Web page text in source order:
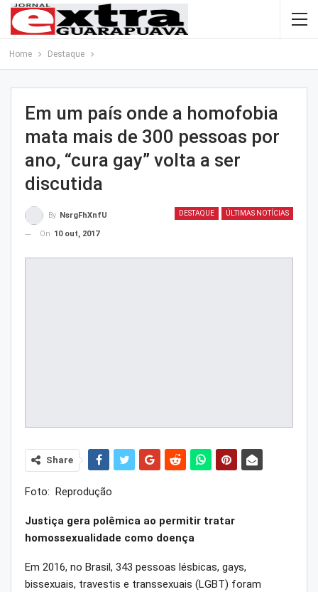
Home Destaque
Em um país onde a homofobia
mata mais de 300 pessoas por
ano, “cura gay” volta a ser
discutida
DESTAQUE ÚLTIMAS NOTÍCIAS
By NsrgFhXnfU
On 10 out, 2017
Share
Foto: Reprodução
Justiça gera polêmica ao permitir tratar
homossexualidade como doença
Em 2016, no Brasil, 343 pessoas lésbicas, gays,
bissexuais, travestis e transsexuais (LGBT) foram